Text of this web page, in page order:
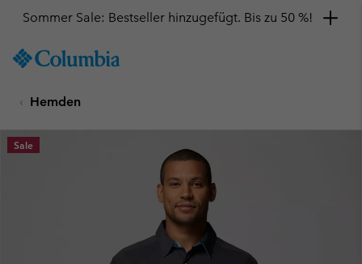
TO
SKIP
MAIN
NAV
Sommer Sale: Bestseller hinzugefügt. Bis zu 50 %!
Hemden
Sale